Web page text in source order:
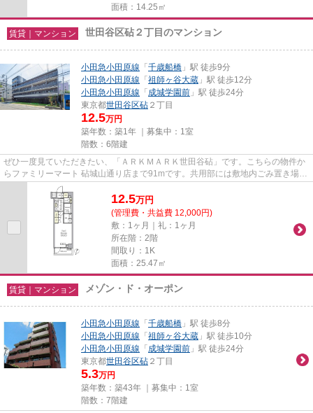
面積：14.25㎡
賃貸｜マンション 世田谷区砧２丁目のマンション
小田急小田原線 「千歳船橋 」駅 徒歩9分
小田急小田原線 「祖師ヶ谷大蔵 」駅 徒歩12分
小田急小田原線 「成城学園前 」駅 徒歩24分
東京都世田谷区砧 ２丁目
12.5万円
築年数：築1年 ｜募集中： 1室
階数：6階建
ぜひ一度見ていただきたい、「ＡＲＫＭＡＲＫ世田谷砧」です。こちらの物件か
らファミリーマート 砧城山通り店まで91mです。共用部には敷地内ごみ置き場・
エレベータなどが備わってお...
12.5万円
(管理費・共益費 12,000円)
敷：1ヶ月｜礼：1ヶ月
所在階：2階
間取り：1K
面積：25.47㎡
賃貸｜マンション メゾン・ド・オーポン
小田急小田原線 「千歳船橋 」駅 徒歩8分
小田急小田原線 「祖師ヶ谷大蔵 」駅 徒歩10分
小田急小田原線 「成城学園前 」駅 徒歩24分
東京都世田谷区砧 ２丁目
5.3万円
築年数：築43年 ｜募集中： 1室
階数：7階建